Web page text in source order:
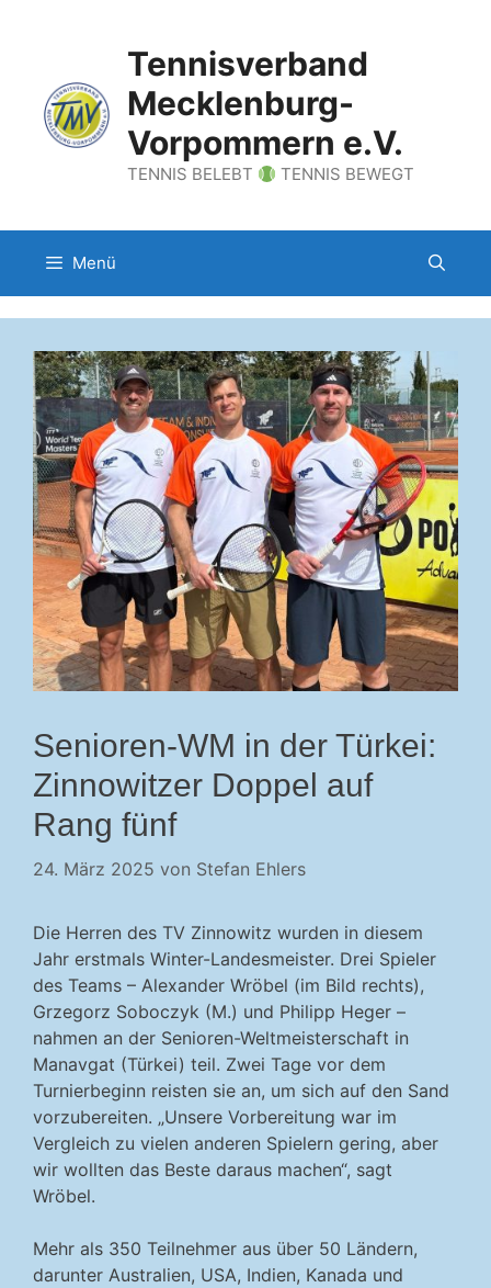
Tennisverband
Mecklenburg-
Vorpommern e.V.
TENNIS BELEBT TENNIS BEWEGT
Menü
Senioren-WM in der Türkei:
Zinnowitzer Doppel auf
Rang fünf
24. März 2025 von Stefan Ehlers
Die Herren des TV Zinnowitz wurden in diesem
Jahr erstmals Winter-Landesmeister. Drei Spieler
des Teams – Alexander Wröbel (im Bild rechts),
Grzegorz Soboczyk (M.) und Philipp Heger –
nahmen an der Senioren-Weltmeisterschaft in
Manavgat (Türkei) teil. Zwei Tage vor dem
Turnierbeginn reisten sie an, um sich auf den Sand
vorzubereiten. „Unsere Vorbereitung war im
Vergleich zu vielen anderen Spielern gering, aber
wir wollten das Beste daraus machen“, sagt
Wröbel.
Mehr als 350 Teilnehmer aus über 50 Ländern,
darunter Australien, USA, Indien, Kanada und